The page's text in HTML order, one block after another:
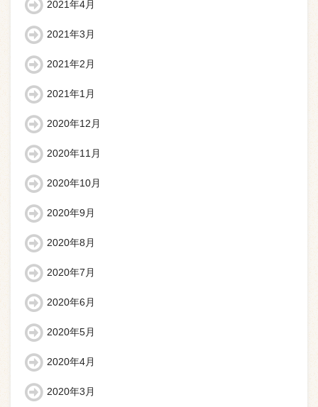
2021年4月
2021年3月
2021年2月
2021年1月
2020年12月
2020年11月
2020年10月
2020年9月
2020年8月
2020年7月
2020年6月
2020年5月
2020年4月
2020年3月